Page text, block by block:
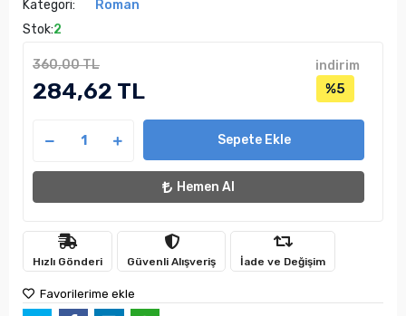
Kategori:
Roman
Stok:2
360,00 TL
284,62 TL
indirim
%5
Sepete Ekle
Hemen Al
Hızlı Gönderi Güvenli Alışveriş İade ve Değişim
Favorilerime ekle